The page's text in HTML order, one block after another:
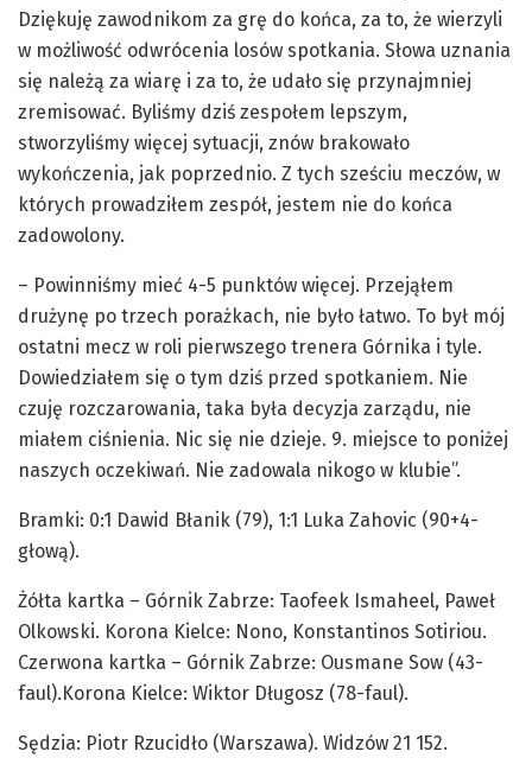
Dziękuję zawodnikom za grę do końca, za to, że wierzyli
w możliwość odwrócenia losów spotkania. Słowa uznania
się należą za wiarę i za to, że udało się przynajmniej
zremisować. Byliśmy dziś zespołem lepszym,
stworzyliśmy więcej sytuacji, znów brakowało
wykończenia, jak poprzednio. Z tych sześciu meczów, w
których prowadziłem zespół, jestem nie do końca
zadowolony.
– Powinniśmy mieć 4-5 punktów więcej. Przejąłem
drużynę po trzech porażkach, nie było łatwo. To był mój
ostatni mecz w roli pierwszego trenera Górnika i tyle.
Dowiedziałem się o tym dziś przed spotkaniem. Nie
czuję rozczarowania, taka była decyzja zarządu, nie
miałem ciśnienia. Nic się nie dzieje. 9. miejsce to poniżej
naszych oczekiwań. Nie zadowala nikogo w klubie”.
Bramki: 0:1 Dawid Błanik (79), 1:1 Luka Zahovic (90+4-
głową).
Żółta kartka – Górnik Zabrze: Taofeek Ismaheel, Paweł
Olkowski. Korona Kielce: Nono, Konstantinos Sotiriou.
Czerwona kartka – Górnik Zabrze: Ousmane Sow (43-
faul).Korona Kielce: Wiktor Długosz (78-faul).
Sędzia: Piotr Rzucidło (Warszawa). Widzów 21 152.